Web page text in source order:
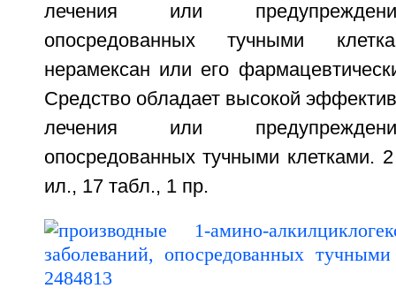
лечения или
опосредованных тучными
нерамексан или его
Средство обладает высокой
лечения или
опосредованных тучными
ил., 17 табл., 1 пр.